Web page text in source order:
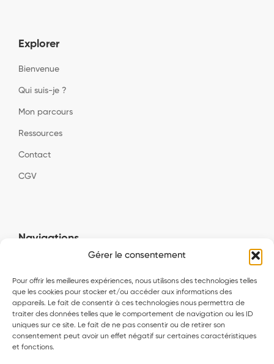
Gérer le consentement
Pour offrir les meilleures expériences, nous utilisons des technologies telles
que les cookies pour stocker et/ou accéder aux informations des
appareils. Le fait de consentir à ces technologies nous permettra de
traiter des données telles que le comportement de navigation ou les ID
uniques sur ce site. Le fait de ne pas consentir ou de retirer son
consentement peut avoir un effet négatif sur certaines caractéristiques
et fonctions.
Explorer
Bienvenue
Qui suis-je ?
Mon parcours
Ressources
Contact
CGV
Navigations
Excellence économique et santé innovante
Alliances stratégiques et partenariats socio-économiques
Gouvernance et performance extra-financières
Accomplissement biologique intégral personnalisé